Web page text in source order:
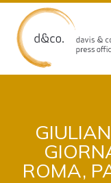
content
ROMA,